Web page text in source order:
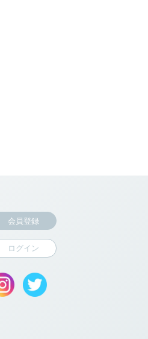
会員登録
ログイン